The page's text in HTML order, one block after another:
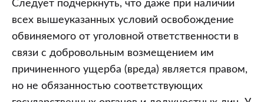
Следует подчеркнуть, что даже при наличии
всех вышеуказанных условий освобождение
обвиняемого от уголовной ответственности в
связи с добровольным возмещением им
причиненного ущерба (вреда) является правом,
но не обязанностью соответствующих